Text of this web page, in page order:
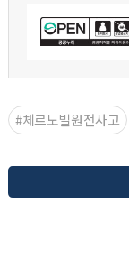
#체르노빌원전사고